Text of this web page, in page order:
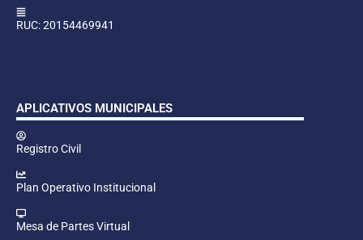
RUC: 20154469941
APLICATIVOS MUNICIPALES
Registro Civil
Plan Operativo Institucional
Mesa de Partes Virtual